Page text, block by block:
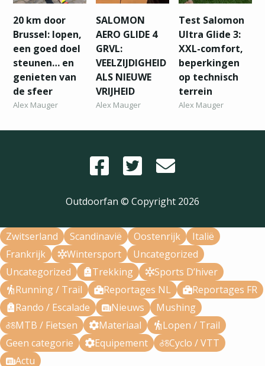
20 km door
Brussel: lopen,
een goed doel
steunen… en
genieten van
de sfeer
Alex Mauger
SALOMON
AERO GLIDE 4
GRVL:
VEELZIJDIGHEID
ALS NIEUWE
VRIJHEID
Alex Mauger
Test Salomon
Ultra Glide 3:
XXL-comfort,
beperkingen
op technisch
terrein
Alex Mauger
Outdoorfan © Copyright 2026
Zwitserland Scandinavië Oostenrijk
Italië
Frankrijk
Wintersport
Uncategorized
Uncategorized
Trekking
Sports D’hiver
Running / Trail
Reportages NL
Reportages FR
Rando / Escalade
Nieuws
Mushing
MTB / Fietsen
Materiaal
Lopen / Trail
Geen categorie
Equipement
Cyclo / VTT
Actu